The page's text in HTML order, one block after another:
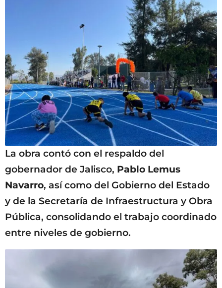
La obra contó con el respaldo del
gobernador de Jalisco, Pablo Lemus
Navarro, así como del Gobierno del Estado
y de la Secretaría de Infraestructura y Obra
Pública, consolidando el trabajo coordinado
entre niveles de gobierno.